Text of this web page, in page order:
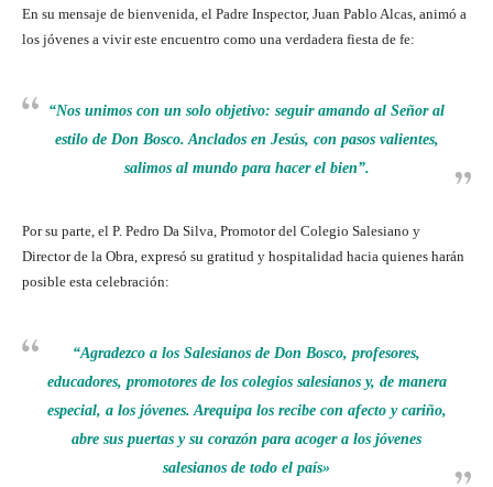
En su mensaje de bienvenida, el Padre Inspector, Juan Pablo Alcas, animó a
los jóvenes a vivir este encuentro como una verdadera fiesta de fe:
“Nos unimos con un solo objetivo: seguir amando al Señor al
estilo de Don Bosco. Anclados en Jesús, con pasos valientes,
salimos al mundo para hacer el bien”.
Por su parte, el P. Pedro Da Silva, Promotor del Colegio Salesiano y
Director de la Obra, expresó su gratitud y hospitalidad hacia quienes harán
posible esta celebración:
“Agradezco a los Salesianos de Don Bosco, profesores,
educadores, promotores de los colegios salesianos y, de manera
especial, a los jóvenes. Arequipa los recibe con afecto y cariño,
abre sus puertas y su corazón para acoger a los jóvenes
salesianos de todo el país»